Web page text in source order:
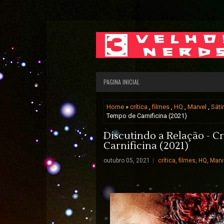
PAGINA INICIAL
Home » crítica ,filmes , HQ , Marvel ,
Tempo de Carnificina (2021)
Discutindo a Relação -
Carnificina (2021)
outubro 05, 2021 crítica,filmes, HQ,